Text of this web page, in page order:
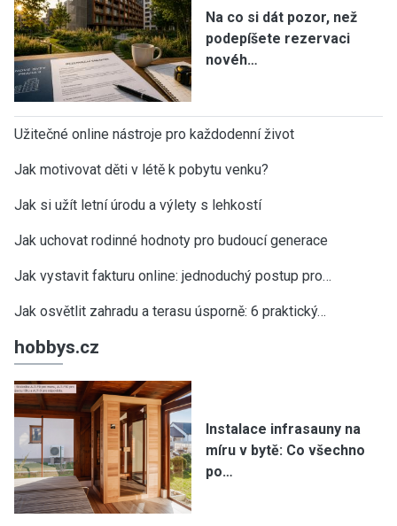
Na co si dát pozor, než
podepíšete rezervaci
novéh…
Užitečné online nástroje pro každodenní život
Jak motivovat děti v létě k pobytu venku?
Jak si užít letní úrodu a výlety s lehkostí
Jak uchovat rodinné hodnoty pro budoucí generace
Jak vystavit fakturu online: jednoduchý postup pro…
Jak osvětlit zahradu a terasu úsporně: 6 praktický…
hobbys.cz
Instalace infrasauny na
míru v bytě: Co všechno
po…